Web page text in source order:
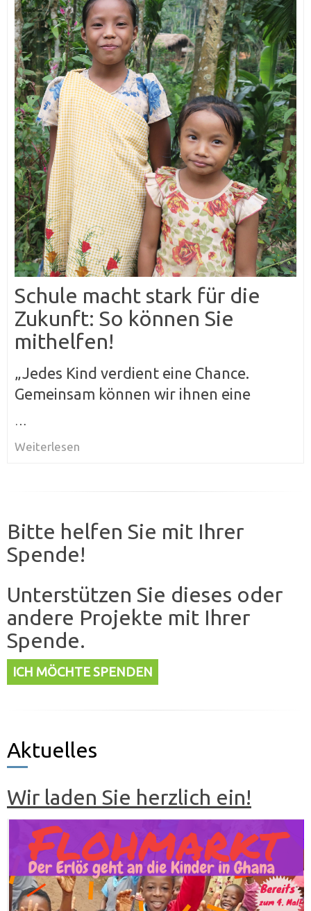
Schule macht stark für die
Zukunft: So können Sie
mithelfen!
„Jedes Kind verdient eine Chance.
Gemeinsam können wir ihnen eine
…
Weiterlesen
Bitte helfen Sie mit Ihrer
Spende!
Unterstützen Sie dieses oder
andere Projekte mit Ihrer
Spende.
ICH MÖCHTE SPENDEN
Aktuelles
Wir laden Sie herzlich ein!